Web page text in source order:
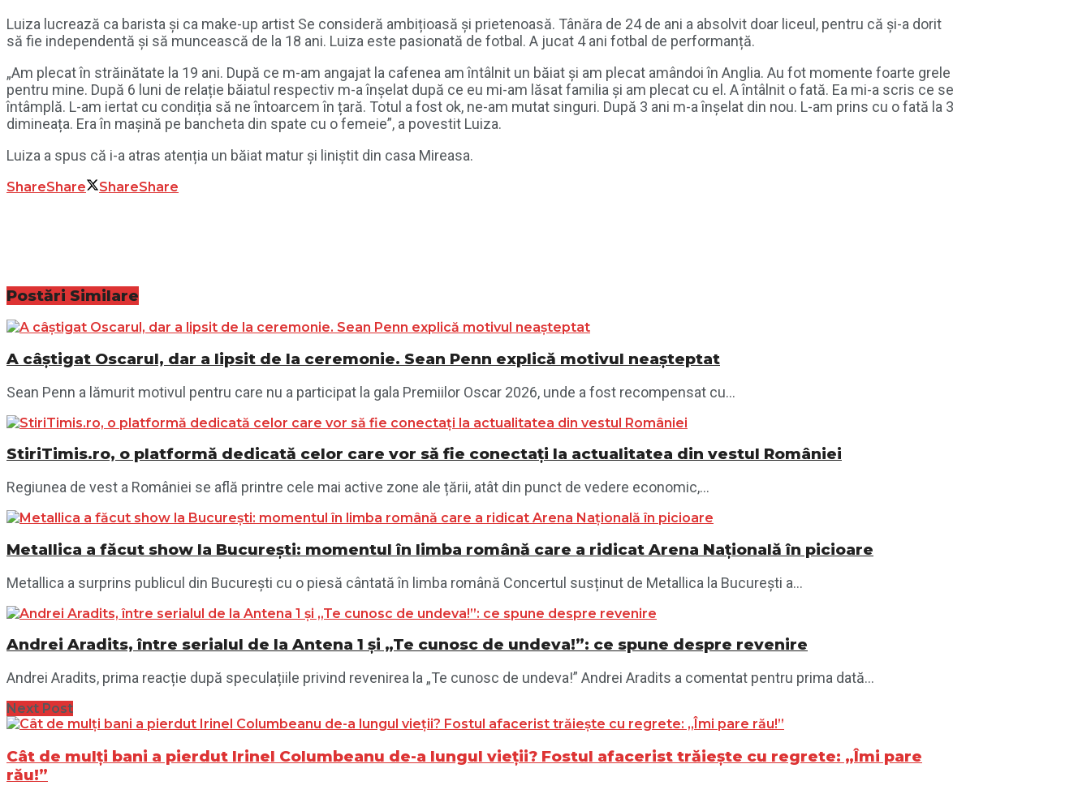
Luiza lucrează ca barista și ca make-up artist Se consideră ambițioasă și prietenoasă. Tânăra de 24 de ani a absolvit doar liceul, pentru că și-a dorit
să fie independentă și să muncească de la 18 ani. Luiza este pasionată de fotbal. A jucat 4 ani fotbal de performanță.
„Am plecat în străinătate la 19 ani. După ce m-am angajat la cafenea am întâlnit un băiat și am plecat amândoi în Anglia. Au fot momente foarte grele
pentru mine. După 6 luni de relație băiatul respectiv m-a înșelat după ce eu mi-am lăsat familia și am plecat cu el. A întâlnit o fată. Ea mi-a scris ce se
întâmplă. L-am iertat cu condiția să ne întoarcem în țară. Totul a fost ok, ne-am mutat singuri. După 3 ani m-a înșelat din nou. L-am prins cu o fată la 3
dimineața. Era în mașină pe bancheta din spate cu o femeie”, a povestit Luiza.
Luiza a spus că i-a atras atenția un băiat matur și liniștit din casa Mireasa.
ShareShare ShareShare
Postări Similare
A câștigat Oscarul, dar a lipsit de la ceremonie. Sean Penn explică motivul neașteptat
Sean Penn a lămurit motivul pentru care nu a participat la gala Premiilor Oscar 2026, unde a fost recompensat cu...
StiriTimis.ro, o platformă dedicată celor care vor să fie conectați la actualitatea din vestul României
Regiunea de vest a României se află printre cele mai active zone ale țării, atât din punct de vedere economic,...
Metallica a făcut show la București: momentul în limba română care a ridicat Arena Națională în picioare
Metallica a surprins publicul din București cu o piesă cântată în limba română Concertul susținut de Metallica la București a...
Andrei Aradits, între serialul de la Antena 1 și „Te cunosc de undeva!”: ce spune despre revenire
Andrei Aradits, prima reacție după speculațiile privind revenirea la „Te cunosc de undeva!” Andrei Aradits a comentat pentru prima dată...
Next Post
Cât de mulți bani a pierdut Irinel Columbeanu de-a lungul vieții? Fostul afacerist trăiește cu regrete: „Îmi pare
rău!”